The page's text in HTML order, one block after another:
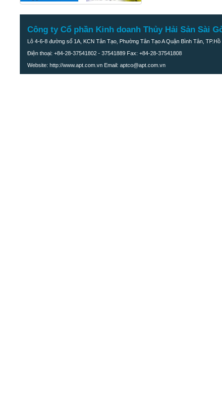
Công ty Cổ phần Kinh doanh Thủy Hải Sản Sài
Lô 4-6-8 đường số 1A, KCN Tân Tạo, Phường Tân Tạo A Quận Bình Tân, TP.Hồ
Điện thoại: +84-28-37541802 - 37541889 Fax: +84-28-37541808
Website: http://www.apt.com.vn Email: aptco@apt.com.vn